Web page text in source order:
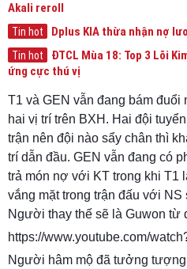
Akali reroll
Tin hot Dplus KIA thừa nhận nợ
Tin hot
ĐTCL Mùa 18: Top 3 Lõi
ứng cực thú vị
T1 và GEN vẫn đang bám đuổi
hai vị trí trên BXH. Hai đội
trận nên đội nào sẩy chân thì
trí dẫn đầu. GEN vẫn đang có
trả món nợ với KT trong khi T1
vắng mặt trong trận đấu với
Người thay thế sẽ là Guwon từ
https://www.youtube.com/
Người hâm mộ đã tưởng